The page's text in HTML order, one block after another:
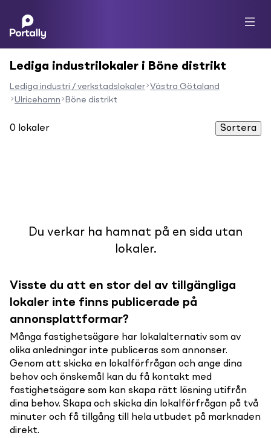
Lediga industrilokaler i Böne distrikt
Lediga industri / verkstadslokaler Västra Götaland
Ulricehamn
Böne distrikt
0 lokaler Sortera
Du verkar ha hamnat på en sida utan
lokaler.
Visste du att en stor del av tillgängliga
lokaler inte finns publicerade på
annonsplattformar?
Många fastighetsägare har lokalalternativ som av
olika anledningar inte publiceras som annonser.
Genom att skicka en lokalförfrågan och ange dina
behov och önskemål kan du få kontakt med
fastighetsägare som kan skapa rätt lösning utifrån
dina behov. Skapa och skicka din lokalförfrågan på två
minuter och få tillgång till hela utbudet på marknaden
direkt.